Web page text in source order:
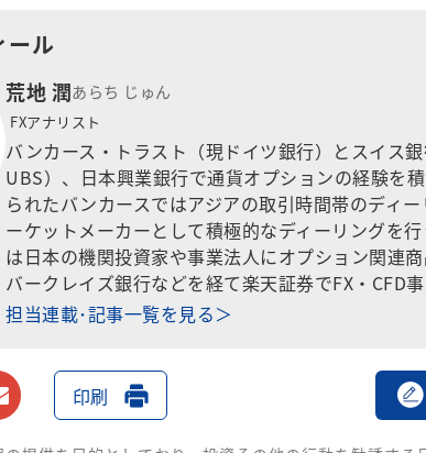
ール
荒地 潤あらち じゅん
FXアナリスト
バンカース・トラスト（現ドイツ銀行）とスイス
UBS）、日本興業銀行で通貨オプションの経験を
られたバンカースではアジアの取引時間帯のディ
ーケットメーカーとして積極的なディーリングを
は日本の機関投資家や事業法人にオプション関連商
バークレイズ銀行などを経て楽天証券でFX・CFD事
担当連載･記事一覧を見る＞
メールで送る
印刷